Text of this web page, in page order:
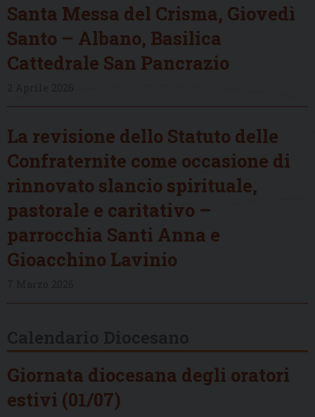
Santa Messa del Crisma, Giovedì
Santo – Albano, Basilica
Cattedrale San Pancrazio
La revisione dello Statuto delle
Confraternite come occasione di
rinnovato slancio spirituale,
pastorale e caritativo –
parrocchia Santi Anna e
Gioacchino Lavinio
Giornata diocesana degli oratori
estivi (01/07)